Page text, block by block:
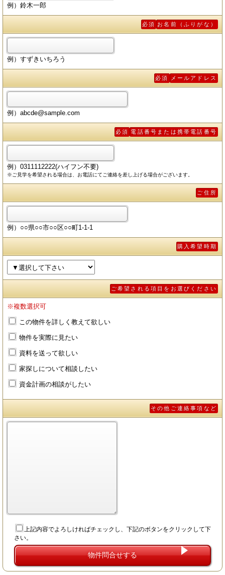
例）鈴木一郎
お名前（ふりがな）
必須
例）すずきいちろう
メールアドレス
必須
例）abcde@sample.com
電話番号または携帯電話番号
必須
例）0311112222(ハイフン不要)
※ご見学を希望される場合は、お電話にてご連絡を差し上げる場合がございます。
ご住所
例）○○県○○市○○区○○町1-1-1
購入希望時期
ご希望される項目をお選びください
※複数選択可
この物件を詳しく教えて欲しい
物件を実際に見たい
資料を送って欲しい
家探しについて相談したい
資金計画の相談がしたい
その他ご連絡事項など
上記内容でよろしければチェックし、下記のボタンをクリックして下
さい。